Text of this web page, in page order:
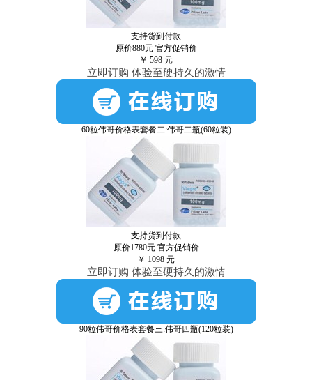
支持货到付款
原价880元 官方促销价
￥ 598 元
立即订购 体验至硬持久的激情
60粒伟哥价格表套餐二:伟哥二瓶(60粒装)
支持货到付款
原价1780元 官方促销价
￥ 1098 元
立即订购 体验至硬持久的激情
90粒伟哥价格表套餐三:伟哥四瓶(120粒装)